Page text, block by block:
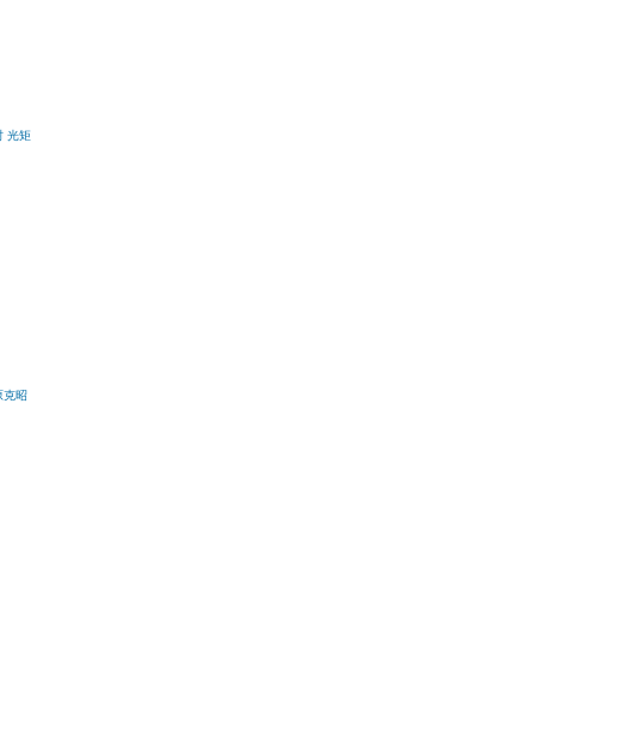
光矩
克昭